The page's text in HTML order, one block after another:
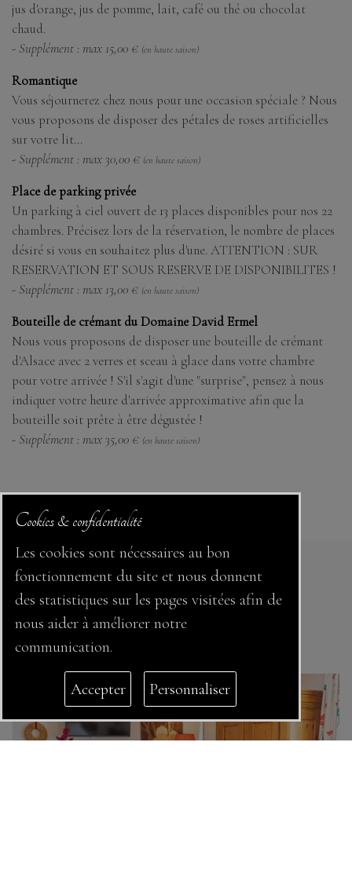
jus d'orange, jus de pomme, lait, café ou thé ou chocolat
chaud.
- Supplément : max 15,00 € (en haute saison)
Romantique
Vous séjournerez chez nous pour une occasion spéciale ? Nous
vous proposons de disposer des pétales de roses artificielles
sur votre lit...
- Supplément : max 30,00 € (en haute saison)
Place de parking privée
Un parking à ciel ouvert de 13 places disponibles pour nos 22
chambres. Précisez lors de la réservation, le nombre de places
désiré si vous en souhaitez plus d'une. ATTENTION : SUR
RESERVATION ET SOUS RESERVE DE DISPONIBILITES !
- Supplément : max 13,00 € (en haute saison)
Bouteille de crémant du Domaine David Ermel
Nous vous proposons de disposer une bouteille de crémant
d'Alsace avec 2 verres et sceau à glace dans votre chambre
pour votre arrivée ! S'il s'agit d'une "surprise", pensez à nous
indiquer votre heure d'arrivée approximative afin que la
bouteille soit prête à être dégustée !
- Supplément : max 35,00 € (en haute saison)
Nos autres chambres
SÉJOUR EN AMOUREUX
Cookies & confidentialité
Les cookies sont nécessaires au bon
fonctionnement du site et nous donnent
des statistiques sur les pages visitées afin de
nous aider à améliorer notre
communication.
Accepter Personnaliser